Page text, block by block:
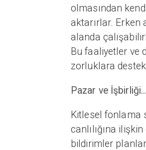
olmasından
aktarırlar. Erken
alanda
Bu faaliyetler ve
zorluklara
Pazar ve İşbirliği...
Kitlesel fonlama
canlılığına
bildirimler